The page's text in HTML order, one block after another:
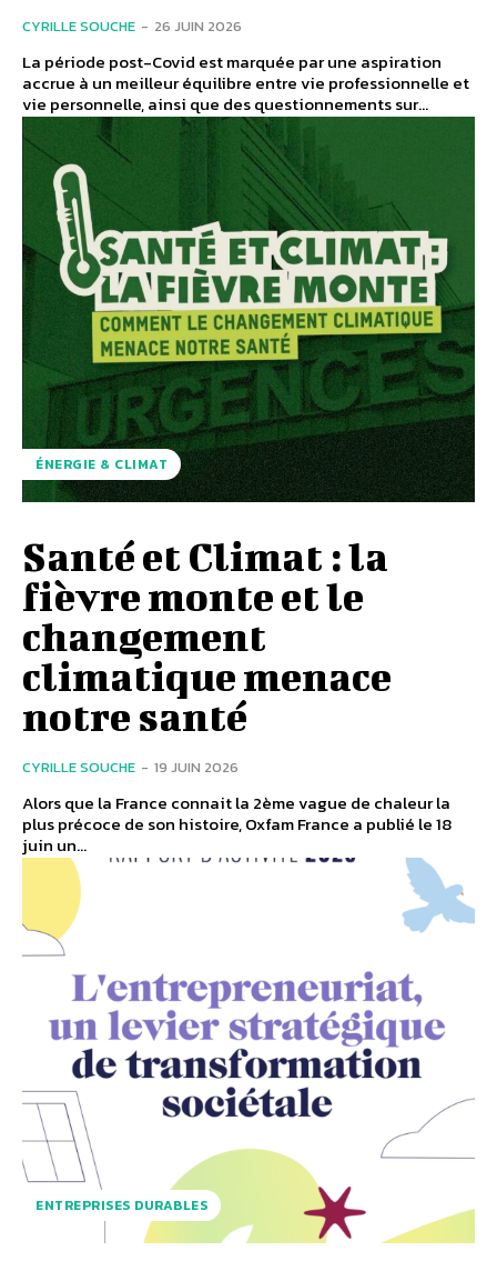
CYRILLE SOUCHE - 26 JUIN 2026
La période post-Covid est marquée par une aspiration
accrue à un meilleur équilibre entre vie professionnelle et
vie personnelle, ainsi que des questionnements sur...
ÉNERGIE & CLIMAT
Santé et Climat : la
fièvre monte et le
changement
climatique menace
notre santé
CYRILLE SOUCHE - 19 JUIN 2026
Alors que la France connait la 2ème vague de chaleur la
plus précoce de son histoire, Oxfam France a publié le 18
juin un...
ENTREPRISES DURABLES